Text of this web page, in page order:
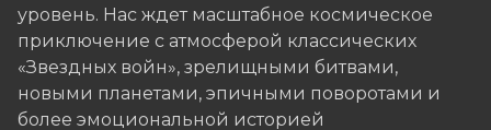
уровень. Нас ждет масштабное космическое
приключение с атмосферой классических
«Звездных войн», зрелищными битвами,
новыми планетами, эпичными поворотами и
более эмоциональной историей